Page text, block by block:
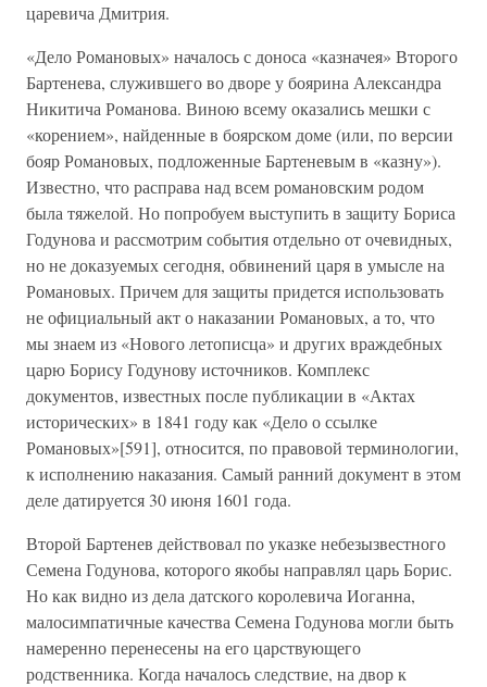
царевича Дмитрия.
«Дело Романовых» началось с доноса «казначея» Второго
Бартенева, служившего во дворе у боярина Александра
Никитича Романова. Виною всему оказались мешки с
«корением», найденные в боярском доме (или, по версии
бояр Романовых, подложенные Бартеневым в «казну»).
Известно, что расправа над всем романовским родом
была тяжелой. Но попробуем выступить в защиту Бориса
Годунова и рассмотрим события отдельно от очевидных,
но не доказуемых сегодня, обвинений царя в умысле на
Романовых. Причем для защиты придется использовать
не официальный акт о наказании Романовых, а то, что
мы знаем из «Нового летописца» и других враждебных
царю Борису Годунову источников. Комплекс
документов, известных после публикации в «Актах
исторических» в 1841 году как «Дело о ссылке
Романовых»[591], относится, по правовой терминологии,
к исполнению наказания. Самый ранний документ в этом
деле датируется 30 июня 1601 года.
Второй Бартенев действовал по указке небезызвестного
Семена Годунова, которого якобы направлял царь Борис.
Но как видно из дела датского королевича Иоганна,
малосимпатичные качества Семена Годунова могли быть
намеренно перенесены на его царствующего
родственника. Когда началось следствие, на двор к